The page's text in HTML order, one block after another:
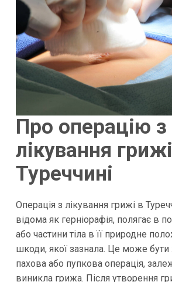
Про операцію з
лікування
Туреччині
Операція з лікування грижі в
відома як герніорафія, полягає в
або частини тіла в її природне
шкоди, якої зазнала. Це може бути
пахова або пупкова операція,
виникла грижа. Після утворення